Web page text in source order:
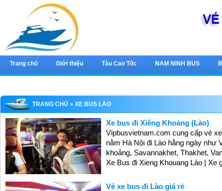
Trang chủ Giới thiệu Tàu Cao Tốc NAM NINH BUS
TRANG CHỦ » XE BUS LÀO
Xe bus đi Xiêng Khoảng (Lào)
Vipbusvietnam.com cung cấp vé
nằm Hà Nội đi Lào hằng ngày như
khoảng, Savannakhet, Thakhet,
Xe Bus đi Xieng Khouang Lào | Xe
Vé xe bus đi Lào giá rẻ